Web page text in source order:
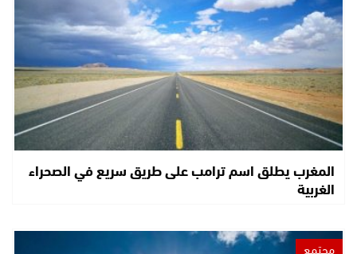
المغرب يطلق اسم ترامب على طريق سريع في الصحراء
الغربية
مجتمع